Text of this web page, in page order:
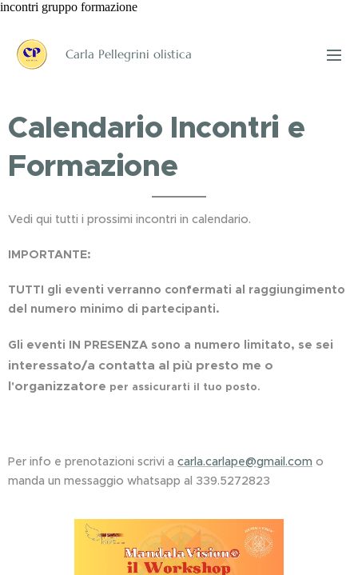
incontri gruppo formazione
Carla Pellegrini olistica
Calendario Incontri e
Formazione
Vedi qui tutti i prossimi incontri in calendario.
IMPORTANTE:
TUTTI gli eventi verranno confermati al raggiungimento
del numero minimo di partecipanti.
Gli eventi IN PRESENZA sono a numero limitato, se sei
interessato/a contatta al più presto me o
l'organizzatore per assicurarti il tuo posto.
Per info e prenotazioni scrivi a carla.carlape@gmail.com o
manda un messaggio whatsapp al 339.5272823